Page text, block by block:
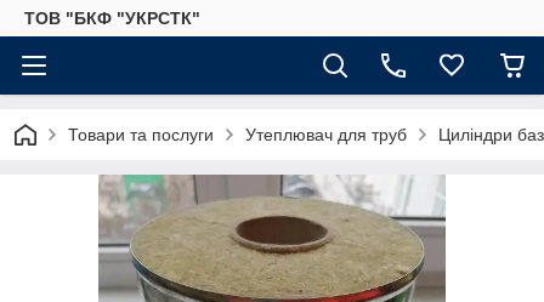
ТОВ "БКФ "УКРСТК"
Товари та послуги Утеплювач для труб Циліндри